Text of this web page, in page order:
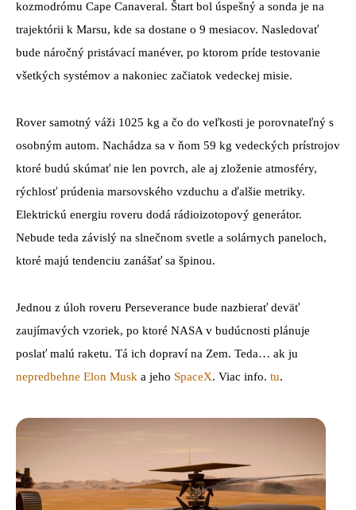
kozmodrómu Cape Canaveral. Štart bol úspešný a sonda je na
trajektórii k Marsu, kde sa dostane o 9 mesiacov. Nasledovať
bude náročný pristávací manéver, po ktorom príde testovanie
všetkých systémov a nakoniec začiatok vedeckej misie.
Rover samotný váži 1025 kg a čo do veľkosti je porovnateľný s
osobným autom. Nachádza sa v ňom 59 kg vedeckých prístrojov
ktoré budú skúmať nie len povrch, ale aj zloženie atmosféry,
rýchlosť prúdenia marsovského vzduchu a ďalšie metriky.
Elektrickú energiu roveru dodá rádioizotopový generátor.
Nebude teda závislý na slnečnom svetle a solárnych paneloch,
ktoré majú tendenciu zanášať sa špinou.
Jednou z úloh roveru Perseverance bude nazbierať deväť
zaujímavých vzoriek, po ktoré NASA v budúcnosti plánuje
poslať malú raketu. Tá ich dopraví na Zem. Teda… ak ju
nepredbehne Elon Musk a jeho SpaceX. Viac info. tu.